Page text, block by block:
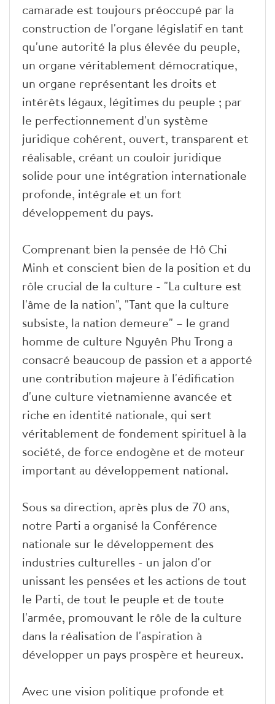
camarade est toujours préoccupé par la
construction de l'organe législatif en tant
qu'une autorité la plus élevée du peuple,
un organe véritablement démocratique,
un organe représentant les droits et
intérêts légaux, légitimes du peuple ; par
le perfectionnement d'un système
juridique cohérent, ouvert, transparent et
réalisable, créant un couloir juridique
solide pour une intégration internationale
profonde, intégrale et un fort
développement du pays.
Comprenant bien la pensée de Hô Chi
Minh et conscient bien de la position et du
rôle crucial de la culture - "La culture est
l'âme de la nation", "Tant que la culture
subsiste, la nation demeure" – le grand
homme de culture Nguyên Phu Trong a
consacré beaucoup de passion et a apporté
une contribution majeure à l'édification
d'une culture vietnamienne avancée et
riche en identité nationale, qui sert
véritablement de fondement spirituel à la
société, de force endogène et de moteur
important au développement national.
Sous sa direction, après plus de 70 ans,
notre Parti a organisé la Conférence
nationale sur le développement des
industries culturelles - un jalon d'or
unissant les pensées et les actions de tout
le Parti, de tout le peuple et de toute
l'armée, promouvant le rôle de la culture
dans la réalisation de l'aspiration à
développer un pays prospère et heureux.
Avec une vision politique profonde et